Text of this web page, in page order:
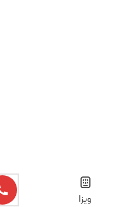
ویزا